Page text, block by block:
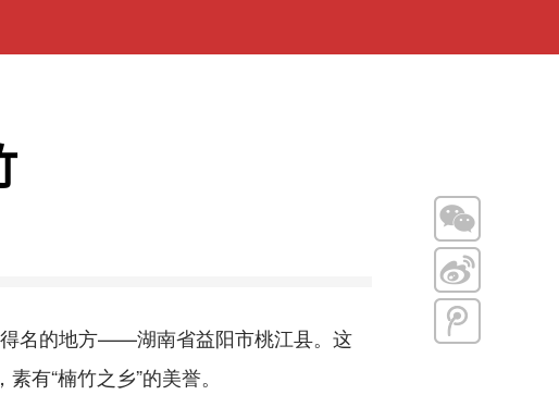
名的地方——湖南省益阳市桃江县。这
有“楠竹之乡”的美誉。